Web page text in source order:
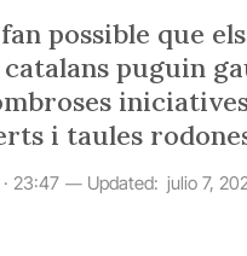
possible que
puguin
i taules
23:47 Updated: julio 7,